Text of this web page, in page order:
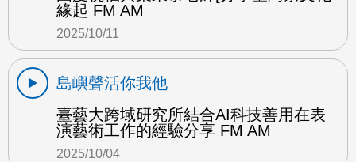
緣起 FM AM
2025/10/11
島嶼聲活你我他
臺藝大跨域研究所結合AI科技善用在表
演藝術工作的經驗分享 FM AM
2025/10/04